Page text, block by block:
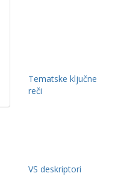
Tematske ključne
reči
VS deskriptori